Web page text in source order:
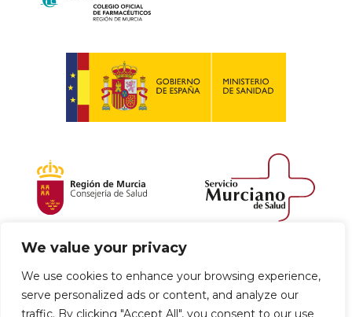
We value your privacy
We use cookies to enhance your browsing experience,
serve personalized ads or content, and analyze our
traffic. By clicking "Accept All", you consent to our use
Política de envío y devoluciones
Política de privacidad Uso de cookies